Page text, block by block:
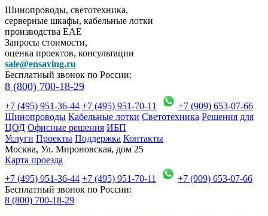
Шинопроводы, светотехника,
серверные шкафы, кабельные лотки
производства EAE
Запросы стоимости,
оценка проектов, консультации
sale@ensaving.ru
Бесплатный звонок по России:
8 (800) 700-18-29
+7 (495) 951-36-44 +7 (495) 951-70-11
+7 (909) 653-07-66
Шинопроводы Кабельные лотки Светотехника Решения для
ЦОД Офисные решения ИБП
Услуги Проекты Поддержка Контакты
Москва, Ул. Мироновская, дом 25
Карта проезда
+7 (495) 951-36-44 +7 (495) 951-70-11
+7 (909) 653-07-66
Бесплатный звонок по России:
8 (800) 700-18-29